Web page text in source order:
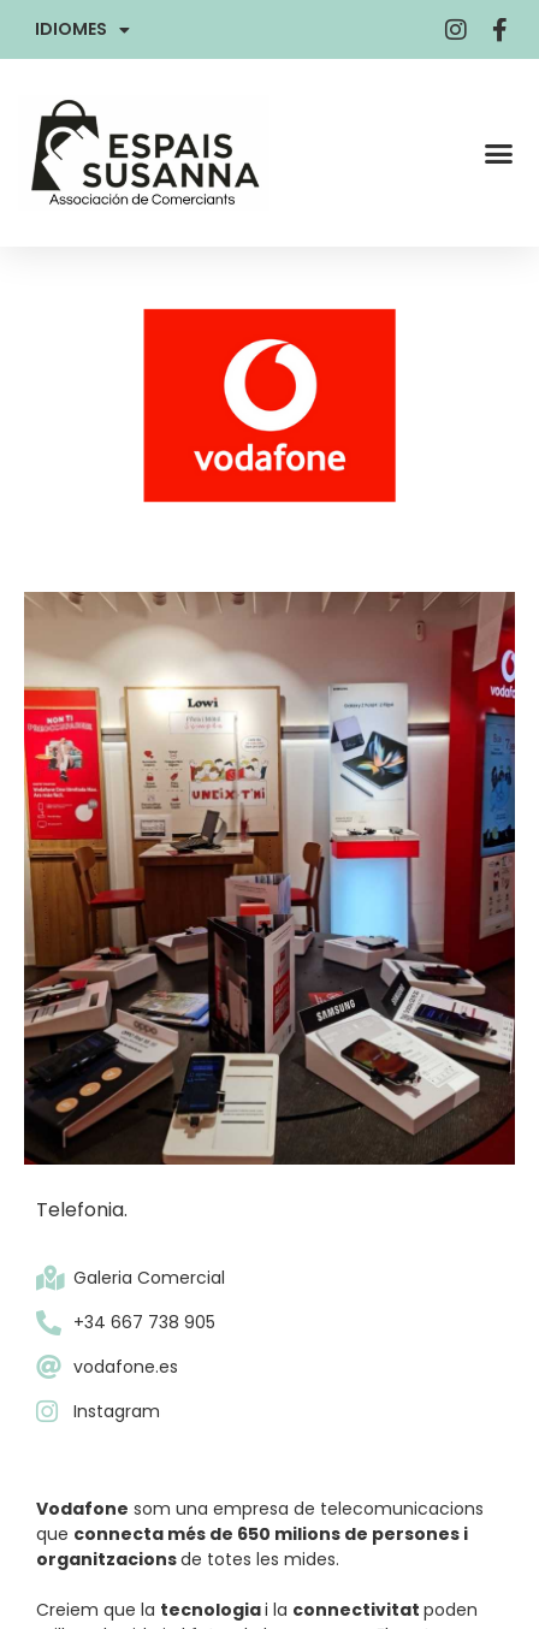
IDIOMES
Telefonia.
Galeria Comercial
+34 667 738 905
vodafone.es
Instagram
Vodafone som una empresa de telecomunicacions
que connecta més de 650 milions de persones i
organitzacionsde totes les mides.
Creiem que la tecnologiai la connectivitat poden